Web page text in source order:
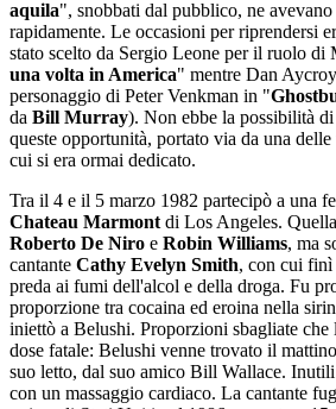
aquila", snobbati dal pubblico, ne
rapidamente. Le occasioni per riprendersi
stato scelto da Sergio Leone per il ruolo
una volta in America" mentre Dan
personaggio di Peter Venkman in "
da Bill Murray). Non ebbe la possibilità
queste opportunità, portato via da una delle
cui si era ormai dedicato.
Tra il 4 e il 5 marzo 1982 partecipò a una
Chateau Marmont di Los Angeles.
Roberto De Niro e Robin Williams, ma
cantante Cathy Evelyn Smith, con cui finì
preda ai fumi dell'alcol e della droga. Fu
proporzione tra cocaina ed eroina nella
iniettò a Belushi. Proporzioni sbagliate che
dose fatale: Belushi venne trovato il
suo letto, dal suo amico Bill Wallace.
con un massaggio cardiaco. La cantante